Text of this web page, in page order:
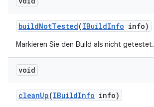
buildNotTested(IBuildInfo info)
Markieren Sie den Build als nicht getestet.
void
cleanUp(IBuildInfo info)